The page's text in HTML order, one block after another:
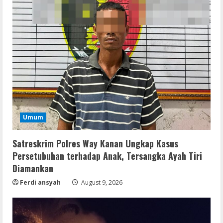
Umum
Satreskrim Polres Way Kanan Ungkap Kasus
Persetubuhan terhadap Anak, Tersangka Ayah Tiri
Diamankan
Ferdi ansyah August 9, 2026